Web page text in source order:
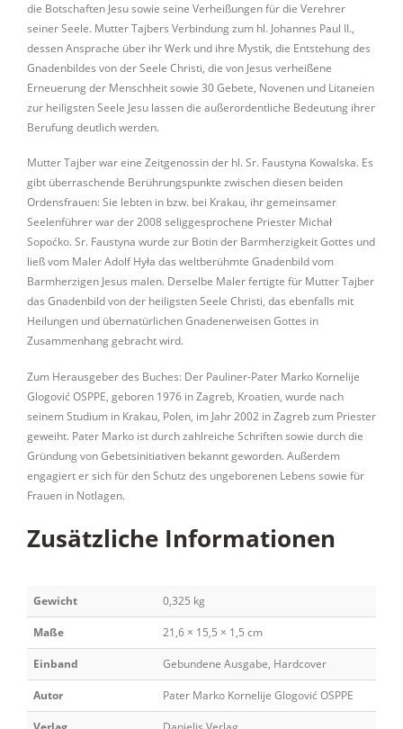
die Botschaften Jesu sowie seine Verheißungen für die Verehrer
seiner Seele. Mutter Tajbers Verbindung zum hl. Johannes Paul II.,
dessen Ansprache über ihr Werk und ihre Mystik, die Entstehung des
Gnadenbildes von der Seele Christi, die von Jesus verheißene
Erneuerung der Menschheit sowie 30 Gebete, Novenen und Litaneien
zur heiligsten Seele Jesu lassen die außerordentliche Bedeutung ihrer
Berufung deutlich werden.
Mutter Tajber war eine Zeitgenossin der hl. Sr. Faustyna Kowalska. Es
gibt überraschende Berührungspunkte zwischen diesen beiden
Ordensfrauen: Sie lebten in bzw. bei Krakau, ihr gemeinsamer
Seelenführer war der 2008 seliggesprochene Priester Michał
Sopoćko. Sr. Faustyna wurde zur Botin der Barmherzigkeit Gottes und
ließ vom Maler Adolf Hyła das weltberühmte Gnadenbild vom
Barmherzigen Jesus malen. Derselbe Maler fertigte für Mutter Tajber
das Gnadenbild von der heiligsten Seele Christi, das ebenfalls mit
Heilungen und übernatürlichen Gnadenerweisen Gottes in
Zusammenhang gebracht wird.
Zum Herausgeber des Buches: Der Pauliner-Pater Marko Kornelije
Glogović OSPPE, geboren 1976 in Zagreb, Kroatien, wurde nach
seinem Studium in Krakau, Polen, im Jahr 2002 in Zagreb zum Priester
geweiht. Pater Marko ist durch zahlreiche Schriften sowie durch die
Gründung von Gebetsinitiativen bekannt geworden. Außerdem
engagiert er sich für den Schutz des ungeborenen Lebens sowie für
Frauen in Notlagen.
Zusätzliche Informationen
Gewicht 0,325 kg
Maße 21,6 × 15,5 × 1,5 cm
Einband Gebundene Ausgabe, Hardcover
Autor Pater Marko Kornelije Glogović OSPPE